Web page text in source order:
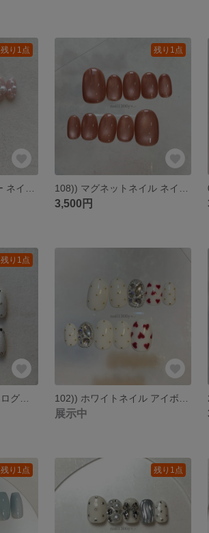
残り1点 残り1点
3,500円
残り1点
35)) ストーンネイル ホログラムネイル ネイルチップ 個性派ネイル ホワイトネイル 白ネイル シルバーネイル ロングネイル 派手ネイル ニュアンスネイル
展示中
残り1点 残り1点